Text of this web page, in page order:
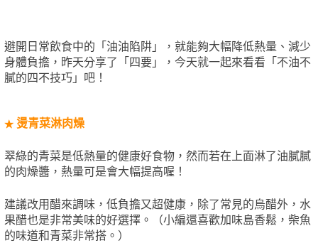
避開日常飲食中的「油油陷阱」，就能夠大幅降低熱量、減少
身體負擔，昨天分享了「四要」，今天就一起來看看「不油不
膩的四不技巧」吧！
★ 燙青菜淋肉燥
翠綠的青菜是低熱量的健康好食物，然而若在上面淋了油膩膩
的肉燥醬，熱量可是會大幅提高喔！
建議改用醋來調味，低負擔又超健康，除了常見的烏醋外，水
果醋也是非常美味的好選擇。（小編還喜歡加味島香鬆，柴魚
的味道和青菜非常搭。）